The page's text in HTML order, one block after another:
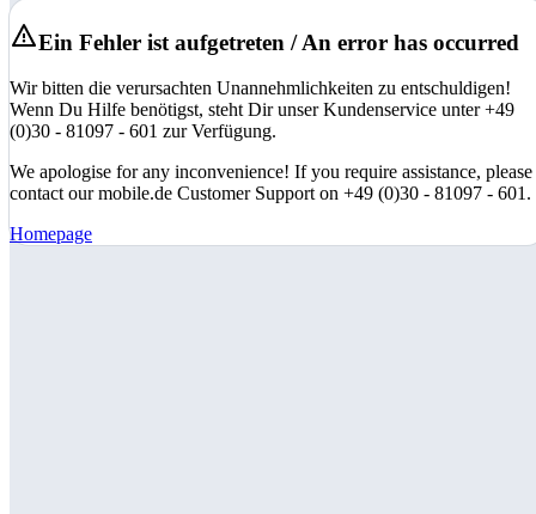
Ein Fehler ist aufgetreten / An error has occurred
Wir bitten die verursachten Unannehmlichkeiten zu entschuldigen!
Wenn Du Hilfe benötigst, steht Dir unser Kundenservice unter +49
(0)30 - 81097 - 601 zur Verfügung.
We apologise for any inconvenience! If you require assistance, please
contact our mobile.de Customer Support on +49 (0)30 - 81097 - 601.
Homepage